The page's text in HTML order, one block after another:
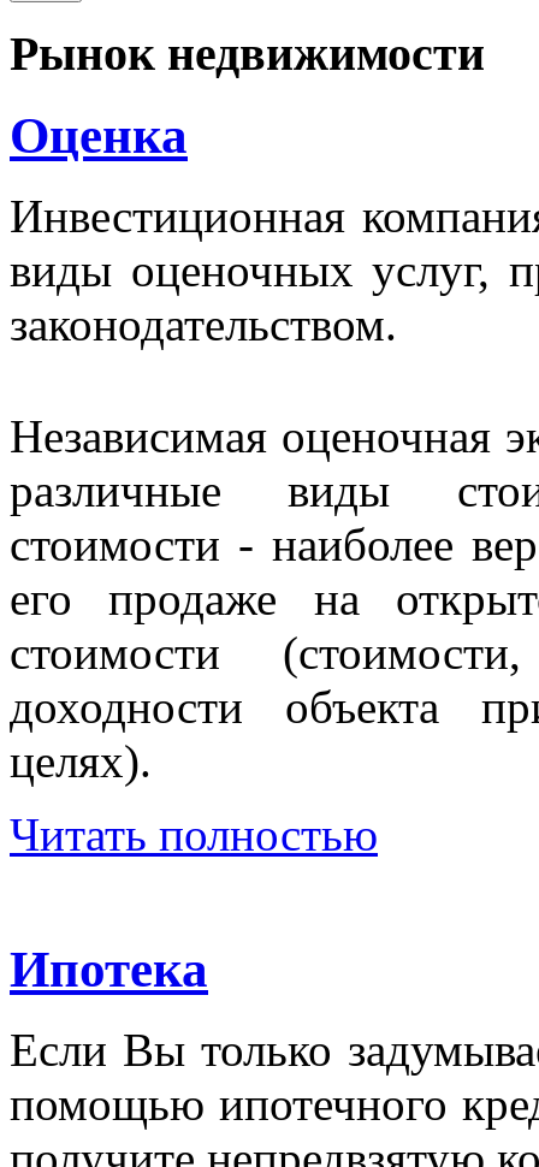
Рынок недвижимости
Оценка
Инвестиционная
виды оценочных услуг,
законодательством.
Независимая оценочная
различные виды
стоимости - наиболее
его продаже на
стоимости
доходности объекта
целях).
Читать полностью
Ипотека
Если Вы только
помощью ипотечного